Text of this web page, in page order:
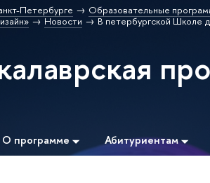
Петербурге Образовательные
Новости В петербургской Школе
О программе Абитуриентам